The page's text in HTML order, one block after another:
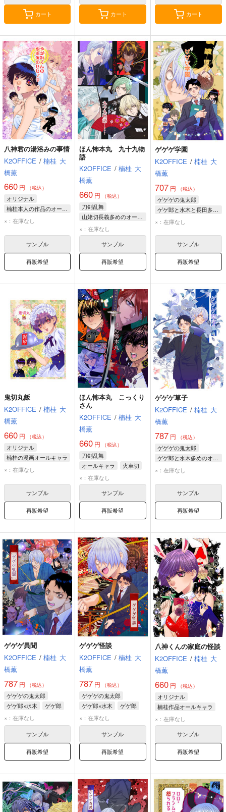
カート カート カート
八神君の湯浴みの事情
K2OFFICE / 楠桂 大
橋薫
660 円 （税込）
オリジナル
楠桂本人の作品のオールキャラ
八神君ママ
×：在庫なし
サンプル
再販希望
ほん怖本丸 九十九物
語
K2OFFICE / 楠桂 大
橋薫
660 円 （税込）
刀剣乱舞
山姥切長義多めのオールキャラ
山姥切長義
一文字則宗
髭切
×：在庫なし
サンプル
再販希望
ゲゲゲ学園
K2OFFICE / 楠桂 大
橋薫
707円 （税込）
ゲゲゲの鬼太郎
ゲゲ郎と水木と長田多めのオールキャラ
水木
ゲゲ郎
×：在庫なし
サンプル
再販希望
鬼切丸飯
K2OFFICE / 楠桂 大
橋薫
660 円 （税込）
オリジナル
楠桂の漫画オールキャラ
八神野美
×：在庫なし
サンプル
再販希望
ほん怖本丸 こっくり
さん
K2OFFICE / 楠桂 大
橋薫
660 円 （税込）
刀剣乱舞
オールキャラ
火車切
大包平
×：在庫なし
サンプル
再販希望
ゲゲゲ草子
K2OFFICE / 楠桂 大
橋薫
787円 （税込）
ゲゲゲの鬼太郎
ゲゲ郎と水木多めのオールキャラ
水木
ゲゲ郎
×：在庫なし
サンプル
再販希望
ゲゲゲ異聞
K2OFFICE / 楠桂 大
橋薫
787 円 （税込）
ゲゲゲの鬼太郎
ゲゲ郎×水木
ゲゲ郎
水木
長田幻治
×：在庫なし
サンプル
再販希望
ゲゲゲ怪談
K2OFFICE / 楠桂 大
橋薫
787 円 （税込）
ゲゲゲの鬼太郎
ゲゲ郎×水木
ゲゲ郎
水木
長田幻治
×：在庫なし
サンプル
再販希望
八神くんの家庭の怪談
K2OFFICE / 楠桂 大
橋薫
660円 （税込）
オリジナル
楠桂作品オールキャラ
八神野美
鬼切丸の少年
×：在庫なし
サンプル
再販希望